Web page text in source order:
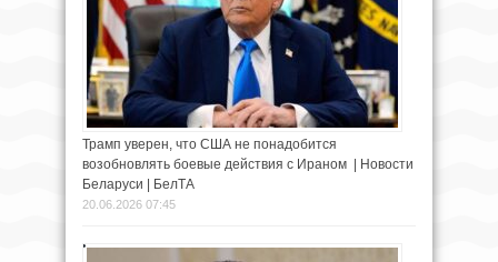
Трамп уверен, что США не понадобится
возобновлять боевые действия с Ираном | Новости
Беларуси | БелТА
20.06.2026 07:45